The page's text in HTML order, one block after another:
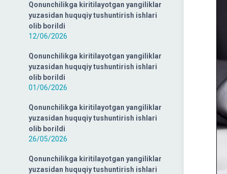
Qonunchilikga kiritilayotgan yangiliklar
yuzasidan huquqiy tushuntirish ishlari
olib borildi
12/06/2026
Qonunchilikga kiritilayotgan yangiliklar
yuzasidan huquqiy tushuntirish ishlari
olib borildi
01/06/2026
Qonunchilikga kiritilayotgan yangiliklar
yuzasidan huquqiy tushuntirish ishlari
olib borildi
26/05/2026
Qonunchilikga kiritilayotgan yangiliklar
yuzasidan huquqiy tushuntirish ishlari